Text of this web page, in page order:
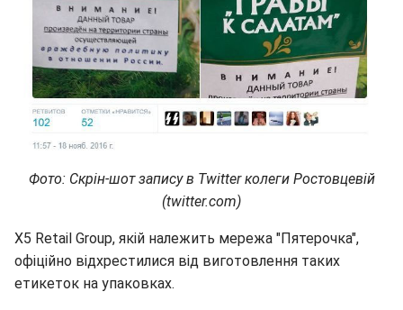
Фото: Скрін-шот запису в Тwitter колеги Ростовцевій
(twitter.com)
X5 Retail Group, якій належить мережа "Пятерочка",
офіційно відхрестилися від виготовлення таких
етикеток на упаковках.